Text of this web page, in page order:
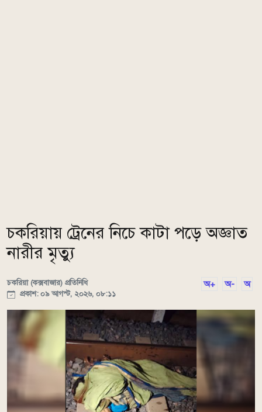
চকরিয়ায় ট্রেনের নিচে কাটা পড়ে অজ্ঞাত
নারীর মৃত্যু
চকরিয়া (কক্সবাজার) প্রতিনিধি
প্রকাশ: ০৯ আগস্ট, ২০২৬, ০৮:১১
অ+ অ- অ